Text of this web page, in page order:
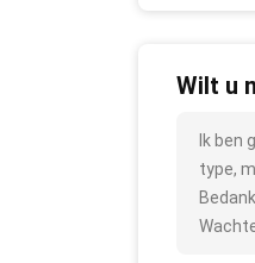
Wilt u
Ik ben
type,